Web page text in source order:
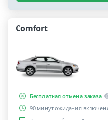
Comfort
Бесплатная отмена заказа
90 минут ожидания